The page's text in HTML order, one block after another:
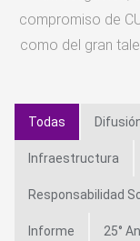
compromiso de
como del gran
Todas
Infraestructura
Responsabilidad
Informe 25°